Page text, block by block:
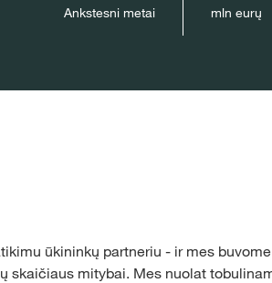
Ankstesni metai mln eurų
ūkininkų partneriu - ir mes
skaičiaus mitybai. Mes nuolat